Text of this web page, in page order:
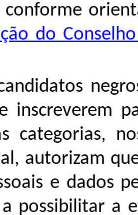
conforme
do
inscreverem
categorias,
autorizam
e dados
possibilitar a